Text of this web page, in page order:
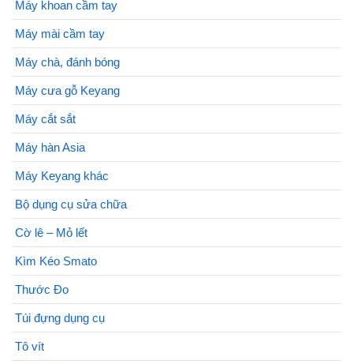
Máy khoan cầm tay
Máy mài cầm tay
Máy chà, đánh bóng
Máy cưa gỗ Keyang
Máy cắt sắt
Máy hàn Asia
Máy Keyang khác
Bộ dụng cụ sửa chữa
Cờ lê – Mỏ lết
Kìm Kéo Smato
Thước Đo
Túi đựng dụng cụ
Tô vít